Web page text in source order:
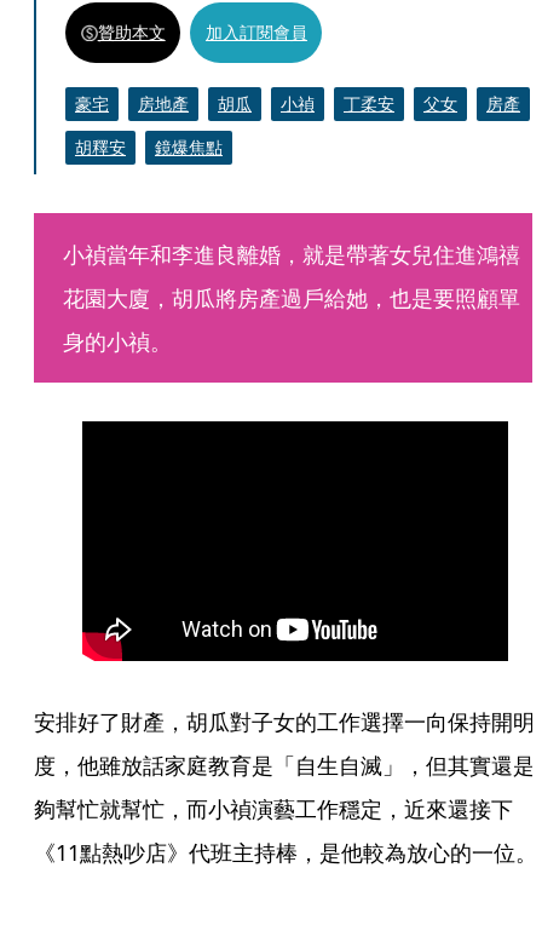
贊助本文 加入訂閱會員
豪宅 房地產 胡瓜 小禎 丁柔安 父女
房產
胡釋安
鏡爆焦點
小禎當年和李進良離婚，就是帶著女兒住進鴻禧
花園大廈，胡瓜將房產過戶給她，也是要照顧單
身的小禎。
安排好了財產，胡瓜對子女的工作選擇一向保持開明
度，他雖放話家庭教育是「自生自滅」，但其實還是
夠幫忙就幫忙，而小禎演藝工作穩定，近來還接下
《11點熱吵店》代班主持棒，是他較為放心的一位。